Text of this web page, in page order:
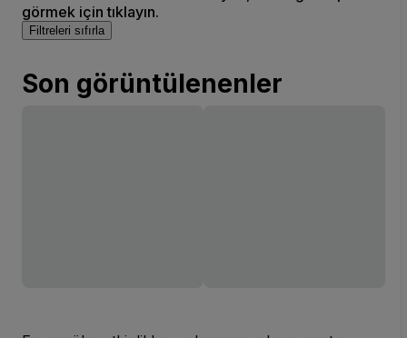
görmek için tıklayın.
Filtreleri sıfırla
Son görüntülenenler